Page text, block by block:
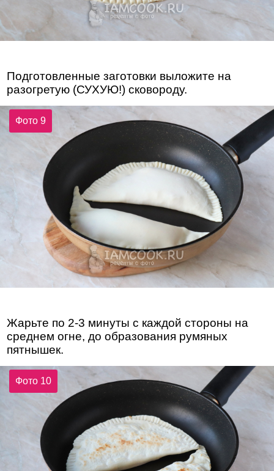
Подготовленные заготовки выложите на
разогретую (СУХУЮ!) сковороду.
Фото 9
Жарьте по 2-3 минуты с каждой стороны на
среднем огне, до образования румяных
пятнышек.
Фото 10